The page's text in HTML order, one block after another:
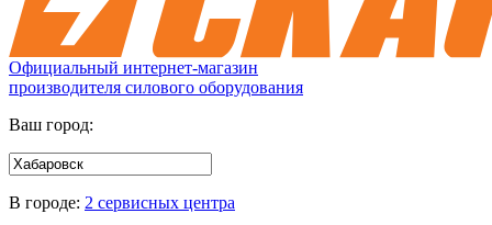
Официальный интернет-магазин
производителя силового оборудования
Ваш город:
В городе: 2 сервисных центра